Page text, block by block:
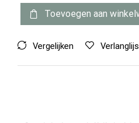
Toevoegen aan
Vergelijken